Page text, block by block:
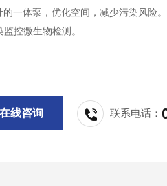
的一体泵，优化空间，减少污染风险
控微生物检测。
在线咨询 联系电话：